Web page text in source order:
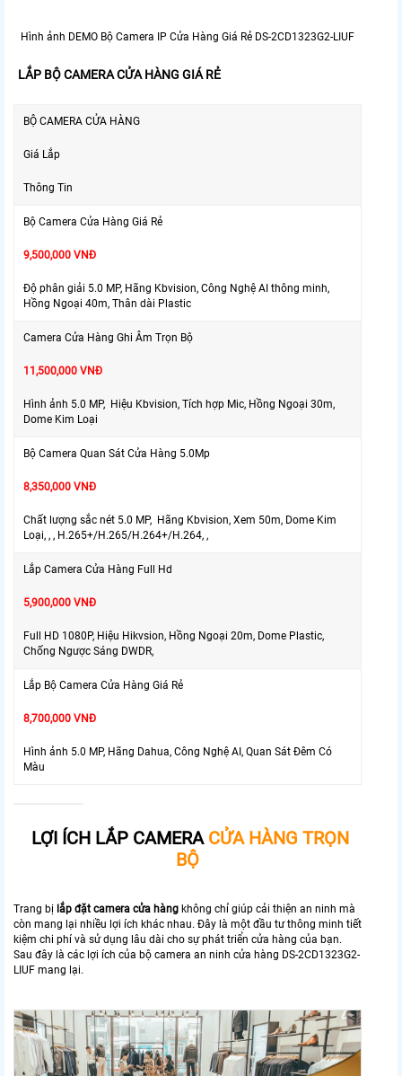
Hình ảnh DEMO Bộ Camera IP Cửa Hàng Giá Rẻ DS-2CD1323G2-LIUF
LẮP BỘ CAMERA CỬA HÀNG GIÁ RẺ
BỘ CAMERA CỬA HÀNG
Giá Lắp
Thông Tin
Bộ Camera Cửa Hàng Giá Rẻ
9,500,000 VNĐ
Độ phân giải 5.0 MP, Hãng Kbvision, Công Nghệ AI thông minh,
Hồng Ngoại 40m, Thân dài Plastic
Camera Cửa Hàng Ghi Âm Trọn Bộ
11,500,000 VNĐ
Hình ảnh 5.0 MP, Hiệu Kbvision, Tích hợp Mic, Hồng Ngoại 30m,
Dome Kim Loại
Bộ Camera Quan Sát Cửa Hàng 5.0Mp
8,350,000 VNĐ
Chất lượng sắc nét 5.0 MP, Hãng Kbvision, Xem 50m, Dome Kim
Loại, , , H.265+/H.265/H.264+/H.264, ,
Lắp Camera Cửa Hàng Full Hd
5,900,000 VNĐ
Full HD 1080P, Hiệu Hikvsion, Hồng Ngoại 20m, Dome Plastic,
Chống Ngược Sáng DWDR,
Lắp Bộ Camera Cửa Hàng Giá Rẻ
8,700,000 VNĐ
Hình ảnh 5.0 MP, Hãng Dahua, Công Nghệ AI, Quan Sát Đêm Có
Màu
LỢI ÍCH LẮP CAMERACỬA HÀNG TRỌN
BỘ
Trang bị lắp đặt camera cửa hàng không chỉ giúp cải thiện an ninh mà
còn mang lại nhiều lợi ích khác nhau. Đây là một đầu tư thông minh tiết
kiệm chi phí và sử dụng lâu dài cho sự phát triển cửa hàng của bạn.
Sau đây là các lợi ích của bộ camera an ninh cửa hàng DS-2CD1323G2-
LIUF mang lại.